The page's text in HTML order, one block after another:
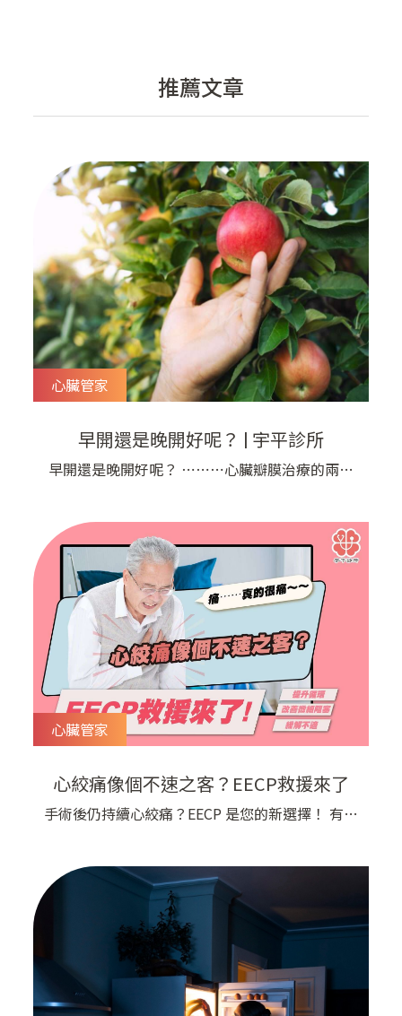
推薦文章
心臟管家
早開還是晚開好呢？ | 宇平診所
早開還是晚開好呢？ ⋯⋯⋯心臟瓣膜治療的兩難
推出沒人敢買，太晚推出不新鮮了 這世界上很多
事情都需要抓準時機，但什麼時候才是最好的時間
點呢？ 瓣膜是人體心臟的開關，負責管制心臟的
血液流出流入，是非常重要的身體結構，不過因為
一天心跳將近8萬下，心臟瓣膜一天
心臟管家
心絞痛像個不速之客？EECP救援來了
手術後仍持續心絞痛？EECP 是您的新選擇！ 有些
夠順暢，心臟還在適應新的狀態。 這時候，
EECP（體外反搏治療）就像是幫血管做「循環按
摩」 讓血液流動更順，心臟負擔更小，你的日常
也能更自在！ EECP 有什麼特別的？ 1. 不開刀，
無痛治療 &mdas